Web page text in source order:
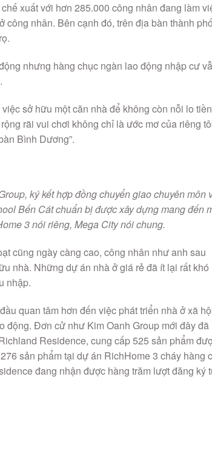
xuất với hơn 285.000 công nhân đang làm
nhân. Bên cạnh đó, trên địa bàn thành phố
nhưng hàng chục ngàn lao động nhập cư
sở hữu một căn nhà để không còn nỗi lo
rãi vui chơi không chỉ là ước mơ của riêng
Bình Dương”.
ký kết hợp đồng chuyển giao chuyên môn
Bến Cát chuẩn bị được xây dựng mang đến
3 nói riêng, Mega City nói chung.
cũng ngày càng cao, công nhân như anh sau
nhà. Những dự án nhà ở giá rẻ đã ít lại rất khó
nhập.
quan tâm hơn đến việc phát triển nhà ở xã
động. Đơn cử như Kim Oanh Group mới đây đã
Residence, cung cấp 525 sản phẩm
sản phẩm tại dự án RichHome 3 cháy hàng
đang nhận được hàng trăm lượt đăng ký